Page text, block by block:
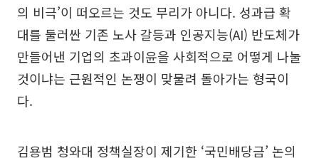
의 비극’이 떠오르는 것도 무리가 아니다. 성과급 확
대를 둘러싼 기존 노사 갈등과 인공지능(AI) 반도체가
만들어낸 기업의 초과이윤을 사회적으로 어떻게 나눌
것이냐는 근원적인 논쟁이 맞물려 돌아가는 형국이
다.
김용범 청와대 정책실장이 제기한 ‘국민배당금’ 논의